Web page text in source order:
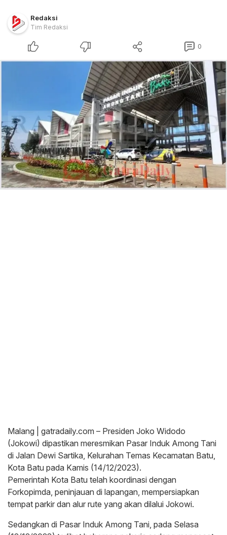
Redaksi
Tim Redaksi
0
Malang | gatradaily.com – Presiden Joko Widodo
(Jokowi) dipastikan meresmikan Pasar Induk Among Tani
di Jalan Dewi Sartika, Kelurahan Temas Kecamatan Batu,
Kota Batu pada Kamis (14/12/2023).
Pemerintah Kota Batu telah koordinasi dengan
Forkopimda, peninjauan di lapangan, mempersiapkan
tempat parkir dan alur rute yang akan dilalui Jokowi.
Sedangkan di Pasar Induk Among Tani, pada Selasa